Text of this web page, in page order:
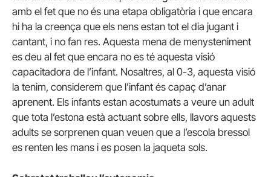
amb el fet que no és una etapa obligatòria i que encara
hi ha la creença que els nens estan tot el dia jugant i
cantant, i no fan res. Aquesta mena de menysteniment
es deu al fet que encara no es té aquesta visió
capacitadora de l’infant. Nosaltres, al 0-3, aquesta visió
la tenim, considerem que l’infant és capaç d’anar
aprenent. Els infants estan acostumats a veure un adult
que tota l’estona està actuant sobre ells, llavors aquests
adults se sorprenen quan veuen que a l’escola bressol
es renten les mans i es posen la jaqueta sols.